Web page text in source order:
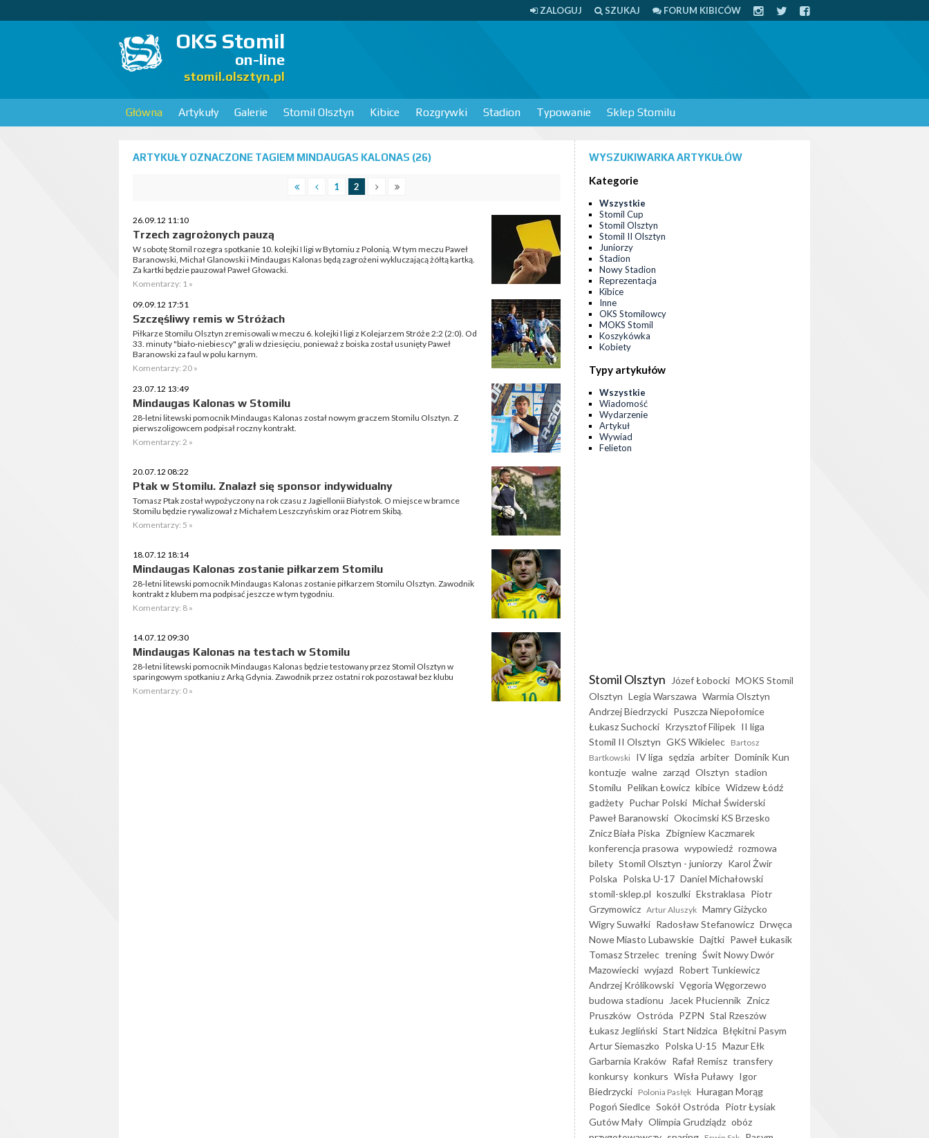
ZALOGUJ SZUKAJ FORUM KIBICÓW
OKS Stomil
on-line
stomil.olsztyn.pl
Główna Artykuły Galerie Stomil Olsztyn Kibice Rozgrywki Stadion Typowanie Sklep Stomilu
ARTYKUŁY OZNACZONE TAGIEM MINDAUGAS KALONAS (26)
1 2
26.09.12 11:10
Trzech zagrożonych pauzą
W sobotę Stomil rozegra spotkanie 10. kolejki I ligi w Bytomiu z Polonią. W tym meczu Paweł
Baranowski, Michał Glanowski i Mindaugas Kalonas będą zagrożeni wykluczającą żółtą kartką.
Za kartki będzie pauzował Paweł Głowacki.
Komentarzy: 1 »
09.09.12 17:51
Szczęśliwy remis w Stróżach
Piłkarze Stomilu Olsztyn zremisowali w meczu 6. kolejki I ligi z Kolejarzem Stróże 2:2 (2:0). Od
33. minuty "biało-niebiescy" grali w dziesięciu, ponieważ z boiska został usunięty Paweł
Baranowski za faul w polu karnym.
Komentarzy: 20 »
23.07.12 13:49
Mindaugas Kalonas w Stomilu
28-letni litewski pomocnik Mindaugas Kalonas został nowym graczem Stomilu Olsztyn. Z
pierwszoligowcem podpisał roczny kontrakt.
Komentarzy: 2 »
20.07.12 08:22
Ptak w Stomilu. Znalazł się sponsor indywidualny
Tomasz Ptak został wypożyczony na rok czasu z Jagiellonii Białystok. O miejsce w bramce
Stomilu będzie rywalizował z Michałem Leszczyńskim oraz Piotrem Skibą.
Komentarzy: 5 »
18.07.12 18:14
Mindaugas Kalonas zostanie piłkarzem Stomilu
28-letni litewski pomocnik Mindaugas Kalonas zostanie piłkarzem Stomilu Olsztyn. Zawodnik
kontrakt z klubem ma podpisać jeszcze w tym tygodniu.
Komentarzy: 8 »
14.07.12 09:30
Mindaugas Kalonas na testach w Stomilu
28-letni litewski pomocnik Mindaugas Kalonas będzie testowany przez Stomil Olsztyn w
sparingowym spotkaniu z Arką Gdynia. Zawodnik przez ostatni rok pozostawał bez klubu
Komentarzy: 0 »
WYSZUKIWARKA ARTYKUŁÓW
Kategorie
Wszystkie
Stomil Cup
Stomil Olsztyn
Stomil II Olsztyn
Juniorzy
Stadion
Nowy Stadion
Reprezentacja
Kibice
Inne
OKS Stomilowcy
MOKS Stomil
Koszykówka
Kobiety
Typy artykułów
Wszystkie
Wiadomość
Wydarzenie
Artykuł
Wywiad
Felieton
Stomil Olsztyn Józef Łobocki MOKS Stomil
Olsztyn Legia Warszawa Warmia Olsztyn
Andrzej Biedrzycki Puszcza Niepołomice
Łukasz Suchocki Krzysztof Filipek II liga
Stomil II Olsztyn GKS Wikielec Bartosz
Bartkowski IV liga sędzia arbiter Dominik Kun
kontuzje walne zarząd Olsztyn stadion
Stomilu Pelikan Łowicz kibice Widzew Łódź
gadżety Puchar Polski Michał Świderski
Paweł Baranowski Okocimski KS Brzesko
Znicz Biała Piska Zbigniew Kaczmarek
konferencja prasowa wypowiedź rozmowa
bilety Stomil Olsztyn - juniorzy Karol Żwir
Polska Polska U-17 Daniel Michałowski
stomil-sklep.pl koszulki Ekstraklasa Piotr
Grzymowicz Artur Aluszyk Mamry Giżycko
Wigry Suwałki Radosław Stefanowicz Drwęca
Nowe Miasto Lubawskie Dajtki Paweł Łukasik
Tomasz Strzelec trening Świt Nowy Dwór
Mazowiecki wyjazd Robert Tunkiewicz
Andrzej Królikowski Vęgoria Węgorzewo
budowa stadionu
Jacek Płuciennik Znicz
Pruszków Ostróda PZPN Stal Rzeszów
Łukasz Jegliński Start Nidzica Błękitni Pasym
Artur Siemaszko Polska U-15 Mazur Ełk
Garbarnia Kraków Rafał Remisz transfery
konkursy konkurs Wisła Puławy Igor
Biedrzycki Polonia Pasłęk Huragan Morąg
Pogoń Siedlce Sokół Ostróda Piotr Łysiak
Gutów Mały Olimpia Grudziądz obóz